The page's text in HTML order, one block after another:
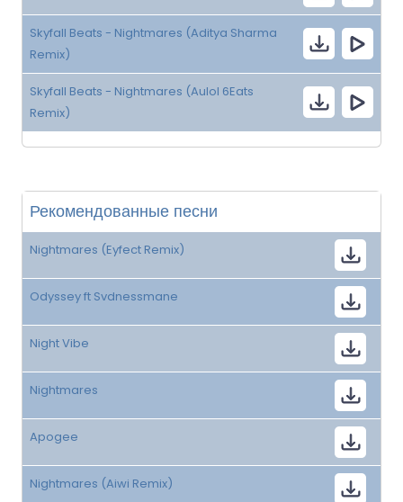
Skyfall Beats - Nightmares (Aditya Sharma
Remix)
Skyfall Beats - Nightmares (Aulol 6Eats
Remix)
Рекомендованные песни
Nightmares (Eyfect Remix)
Odyssey ft Svdnessmane
Night Vibe
Nightmares
Apogee
Nightmares (Aiwi Remix)